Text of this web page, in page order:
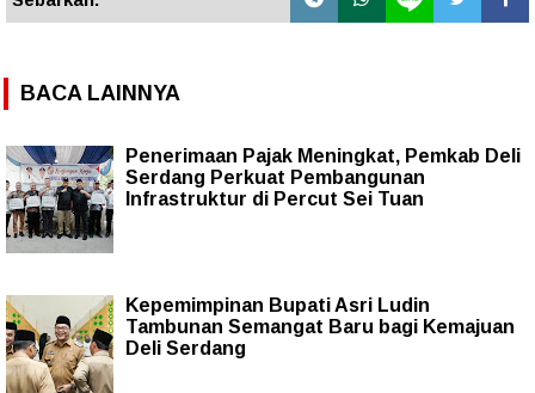
BACA LAINNYA
Penerimaan Pajak Meningkat, Pemkab Deli
Serdang Perkuat Pembangunan
Infrastruktur di Percut Sei Tuan
Kepemimpinan Bupati Asri Ludin
Tambunan Semangat Baru bagi Kemajuan
Deli Serdang